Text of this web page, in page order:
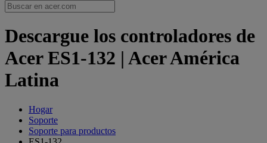
Descargue los controladores de
Acer ES1-132 | Acer América
Latina
Hogar
Soporte
Soporte para productos